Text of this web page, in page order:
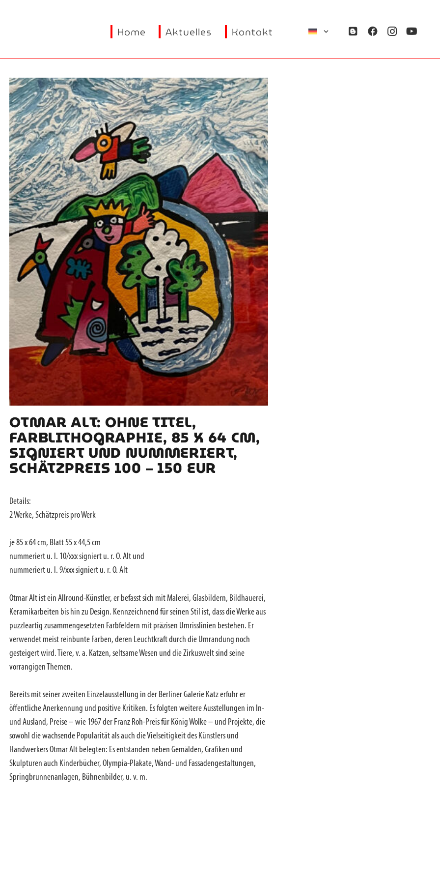
Home Aktuelles Kontakt
OTMAR ALT: OHNE TITEL,
FARBLITHOGRAPHIE, 85 X 64 CM,
SIGNIERT UND NUMMERIERT,
SCHÄTZPREIS 100 – 150 EUR
Details:
2 Werke, Schätzpreis pro Werk
je 85 x 64 cm, Blatt 55 x 44,5 cm
nummeriert u. l. 10/xxx signiert u. r. O. Alt und
nummeriert u. l. 9/xxx signiert u. r. O. Alt
Otmar Alt ist ein Allround-Künstler, er befasst sich mit Malerei, Glasbildern, Bildhauerei,
Keramikarbeiten bis hin zu Design. Kennzeichnend für seinen Stil ist, dass die Werke aus
puzzleartig zusammengesetzten Farbfeldern mit präzisen Umrisslinien bestehen. Er
verwendet meist reinbunte Farben, deren Leuchtkraft durch die Umrandung noch
gesteigert wird. Tiere, v. a. Katzen, seltsame Wesen und die Zirkuswelt sind seine
vorrangigen Themen.
Bereits mit seiner zweiten Einzelausstellung in der Berliner Galerie Katz erfuhr er
öffentliche Anerkennung und positive Kritiken. Es folgten weitere Ausstellungen im In-
und Ausland, Preise – wie 1967 der Franz Roh-Preis für König Wolke – und Projekte, die
sowohl die wachsende Popularität als auch die Vielseitigkeit des Künstlers und
Handwerkers Otmar Alt belegten: Es entstanden neben Gemälden, Grafiken und
Skulpturen auch Kinderbücher, Olympia-Plakate, Wand- und Fassadengestaltungen,
Springbrunnenanlagen, Bühnenbilder, u. v. m.